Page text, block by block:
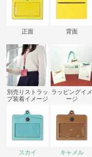
正面 背面
別売りストラッ
プ装着イメージ
ラッピングイメ
ージ
スカイ キャメル